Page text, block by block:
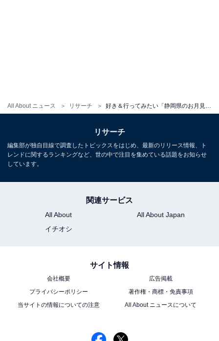
All About ニュース リサーチ
リサーチ
編集部が独自目線で調査したトピックスをはじめ、最新のリリース情報、ト
レンドに関するランキングなど、世の中で注目を集めている話題をお知らせ
しています。
関連サービス
All About
All About Japan
イチオシ
サイト情報
会社概要
広告掲載
プライバシーポリシー
著作権・商標・免責事項
当サイトの情報についての注意
All About ニュースについて